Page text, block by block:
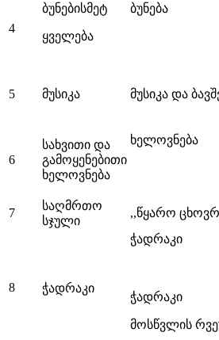
4
ბუნებისმეტ
ყველება
ბუნება
5 მუსიკა მუსიკა და
6
სახვითი და
გამოყენებითი
ხელოვნება
ხელოვნება
7
საღმრთო
სჯული
,,წყარო
8 ჭადრაკი
ჭადრაკი
ჭადრაკი
მოსწვლის